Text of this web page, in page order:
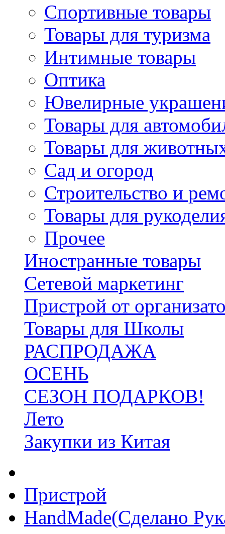
Спортивные товары
Товары для туризма
Интимные товары
Оптика
Ювелирные
Товары для
Товары для
Сад и огород
Строительство и
Товары для
Прочее
Иностранные товары
Сетевой маркетинг
Пристрой от
Товары для Школы
РАСПРОДАЖА
ОСЕНЬ
СЕЗОН ПОДАРКОВ!
Лето
Закупки из Китая
Пристрой
HandMade(Сделано